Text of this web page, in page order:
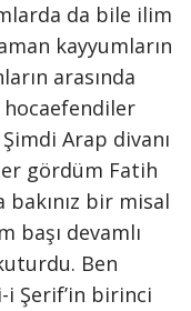
da bile ilim
kayyumların
arasında
hocaefendiler
Arap divanı
gördüm Fatih
bakınız bir misal
başı devamlı
Ben
i Şerif’in birinci